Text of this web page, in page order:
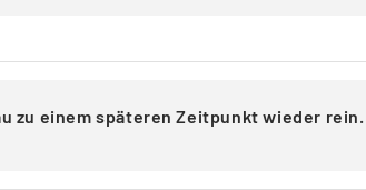
zu einem späteren Zeitpunkt wieder